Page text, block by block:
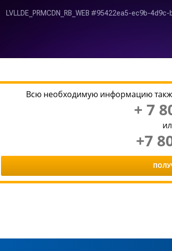
Всю необходимую информацию
+ 7
+7